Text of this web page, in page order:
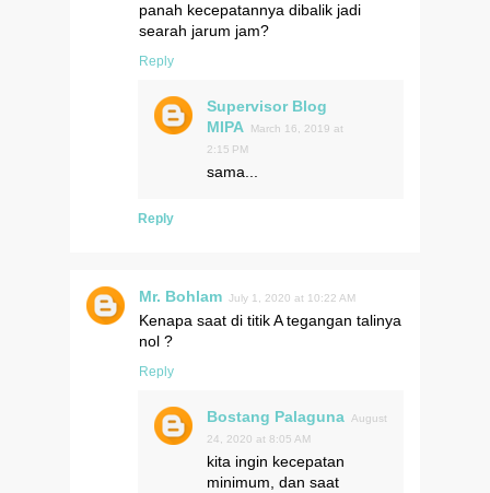
panah kecepatannya dibalik jadi
searah jarum jam?
Reply
Supervisor Blog
MIPA
March 16, 2019 at
2:15 PM
sama...
Reply
Mr. Bohlam July 1, 2020 at 10:22 AM
Kenapa saat di titik A tegangan talinya
nol ?
Reply
Bostang Palaguna
August
24, 2020 at 8:05 AM
kita ingin kecepatan
minimum, dan saat